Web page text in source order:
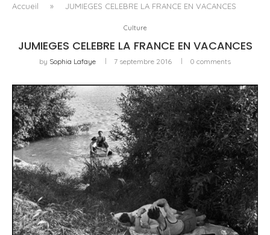
Accueil » JUMIEGES CELEBRE LA FRANCE EN VACANCES
Culture
JUMIEGES CELEBRE LA FRANCE EN VACANCES
by Sophia Lafaye 7 septembre 2016 0 comments